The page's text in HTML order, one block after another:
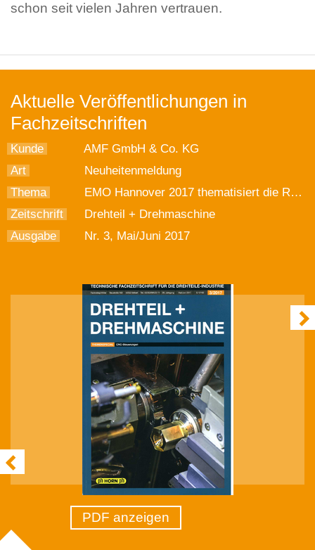
schon seit vielen Jahren vertrauen.
Aktuelle Veröffentlichungen in
Fachzeitschriften
Kunde
AMF GmbH & Co. KG
Art
Neuheitenmeldung
Thema
EMO Hannover 2017 thematisiert die Rolle der Spanntechnik
Zeitschrift
Drehteil + Drehmaschine
Ausgabe
Nr. 3, Mai/Juni 2017
PDF anzeigen